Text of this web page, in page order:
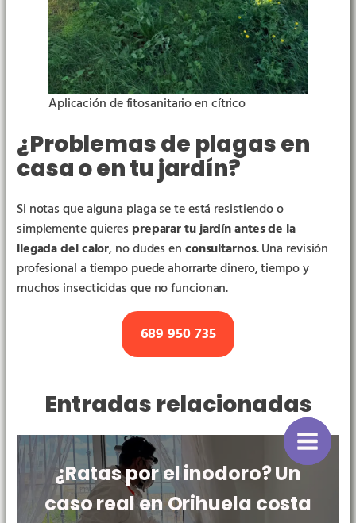
Aplicación de fitosanitario en cítrico
¿Problemas de plagas en
casa o en tu jardín?
Si notas que alguna plaga se te está resistiendo o
simplemente quieres preparar tu jardín antes de la
llegada del calor, no dudes enconsultarnos. Una revisión
profesional a tiempo puede ahorrarte dinero, tiempo y
muchos insecticidas que no funcionan.
689 950 735
Entradas relacionadas
¿Ratas por el inodoro? Un
caso real en Orihuela costa